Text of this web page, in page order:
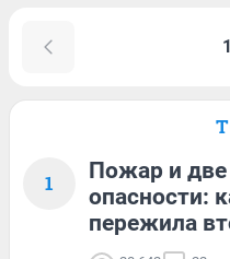
1
Пожар и
опасности:
пережила